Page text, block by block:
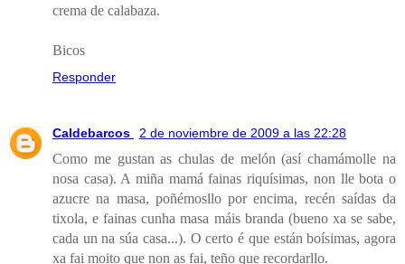
crema de calabaza.
Bicos
Responder
Caldebarcos 2 de noviembre de 2009 a las 22:28
Como me gustan as chulas de melón (así chamámolle na
nosa casa). A miña mamá fainas riquísimas, non lle bota o
azucre na masa, poñémosllo por encima, recén saídas da
tixola, e fainas cunha masa máis branda (bueno xa se sabe,
cada un na súa casa...). O certo é que están boísimas, agora
xa fai moito que non as fai, teño que recordarllo.